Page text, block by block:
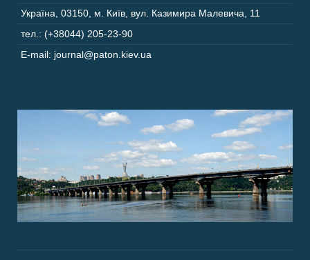
Україна, 03150, м. Київ, вул. Казимира Малевича, 11
тел.: (+38044) 205-23-90
E-mail: journal@paton.kiev.ua